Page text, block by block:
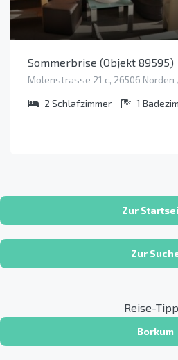
Sommerbrise (Objekt 89595)
Molenstrasse 21 c, 26506 Norden
2 Schlafzimmer 1
Zur
Zur
Reise-
Borkum